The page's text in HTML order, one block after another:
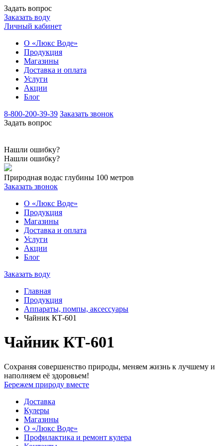
Задать вопрос
Заказать воду
Личный кабинет
О «Люкс Воде»
Продукция
Магазины
Доставка и оплата
Услуги
Акции
Блог
8-800-200-39-39 Заказать звонок
Задать вопрос
Нашли ошибку?
Нашли ошибку?
Природная водас глубины 100 метров
Заказать звонок
О «Люкс Воде»
Продукция
Магазины
Доставка и оплата
Услуги
Акции
Блог
Заказать воду
Главная
Продукция
Аппараты, помпы, аксессуары
Чайник КТ-601
Чайник КТ-601
Сохраняя совершенство природы, меняем жизнь к лучшему и
наполняем её здоровьем!
Бережем природу вместе
Доставка
Кулеры
Магазины
О «Люкс Воде»
Профилактика и ремонт кулера